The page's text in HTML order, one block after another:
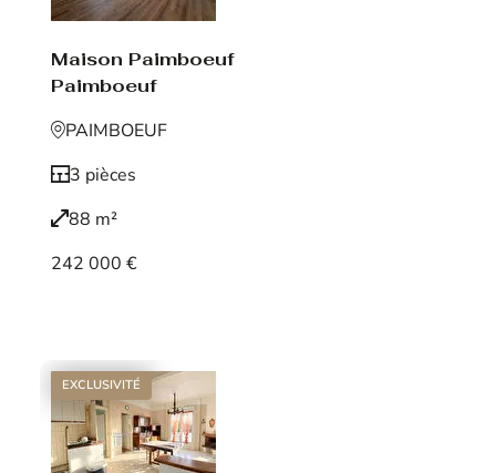
Maison Paimboeuf
Paimboeuf
PAIMBOEUF
3 pièces
88 m²
242 000 €
EXCLUSIVITÉ